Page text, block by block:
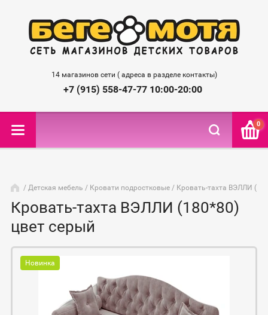
14 магазинов сети ( адреса в разделе контакты)
+7 (915) 558-47-77 10:00-20:00
0
/ Детская мебель / Кровати подростковые / Кровать-тахта ВЭЛЛИ
Кровать-тахта ВЭЛЛИ (180*80)
цвет серый
Новинка